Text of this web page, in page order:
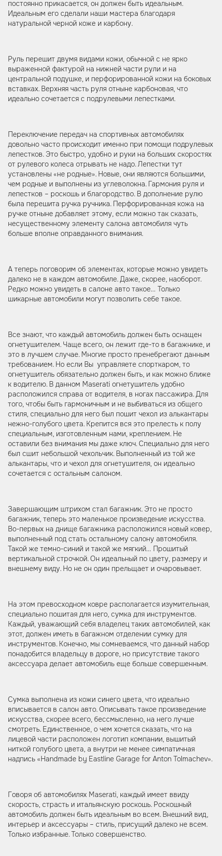
постоянно прикасается, он должен быть идеальным.
Идеальным его сделали наши мастера благодаря
натуральной черной коже и карбону.
Руль перешит двумя видами кожи, обычной с не ярко
выраженной фактурой на нижней части рули и на
центральной подушке, и перфорированной кожи на боковых
вставках. Верхняя часть руля отныне карбоновая, что
идеально сочетается с подрулевыми лепестками.
Переключение передач на спортивных автомобилях
довольно часто происходит именно при помощи подрулевых
лепестков. Это быстро, удобно и руки на больших скоростях
от рулевого колеса отрывать не надо. Лепестки тут
установлены «не родные». Новые, они являются большими,
чем родные и выполнены из углеволокна. Гармония руля и
лепестков – роскошь и благородство. В дополнение рулю
была перешита ручка ручника. Перфорированная кожа на
ручке отныне добавляет этому, если можно так сказать,
несущественному элементу салона автомобиля чуть
больше вполне оправданного внимания.
А теперь поговорим об элементах, которые можно увидеть
далеко не в каждом автомобиле. Даже, скорее, наоборот.
Редко можно увидеть в салоне авто такое… Только
шикарные автомобили могут позволить себе такое.
Все знают, что каждый автомобиль должен быть оснащен
огнетушителем. Чаще всего, он лежит где-то в багажнике, и
это в лучшем случае. Многие просто пренебрегают данным
требованием. Но если Вы управляете спорткаром, то
огнетушитель обязательно должен быть, и как можно ближе
к водителю. В данном Maserati огнетушитель удобно
расположился справа от водителя, в ногах пассажира. Для
того, чтобы быть гармоничным и не выбиваться из общего
стиля, специально для него был пошит чехол из алькантары
нежно-голубого цвета. Крепится вся это прелесть к полу
специальным, изготовленным нами, креплением. Не
оставили без внимания мы даже ключ. Специально для него
был сшит небольшой чехольчик. Выполненный из той же
алькантары, что и чехол для огнетушителя, он идеально
сочетается с остальным салоном.
Завершающим штрихом стал багажник. Это не просто
багажник, теперь это маленькое произведение искусства.
Во-первых на днище багажника расположился новый ковер,
выполненный под стать остальному салону автомобиля.
Такой же темно-синий и такой же мягкий… Прошитый
вертикальной строчкой. Он идеальный по цвету, размеру и
внешнему виду. Но не он один прельщает и очаровывает.
На этом превосходном ковре располагается изумительная,
специально пошитая для него, сумка для инструментов.
Каждый, уважающий себя владелец таких автомобилей, как
этот, должен иметь в багажном отделении сумку для
инструментов. Конечно, мы сомневаемся, что данный набор
понадобится владельцу в дороге, но присутствие такого
аксессуара делает автомобиль еще больше совершенным.
Сумка выполнена из кожи синего цвета, что идеально
вписывается в салон авто. Описывать такое произведение
искусства, скорее всего, бессмысленно, на него лучше
смотреть. Единственное, о чем хочется сказать, что на
лицевой части расположен логотип компании, вышитый
ниткой голубого цвета, а внутри не менее симпатичная
надпись «Handmade by Eastline Garage for Anton Tolmachev».
Говоря об автомобилях Maserati, каждый имеет ввиду
скорость, страсть и итальянскую роскошь. Роскошный
автомобиль должен быть идеальным во всем. Внешний вид,
интерьер и аксессуары – стиль, присущий далеко не всем.
Только избранные. Только совершенство.